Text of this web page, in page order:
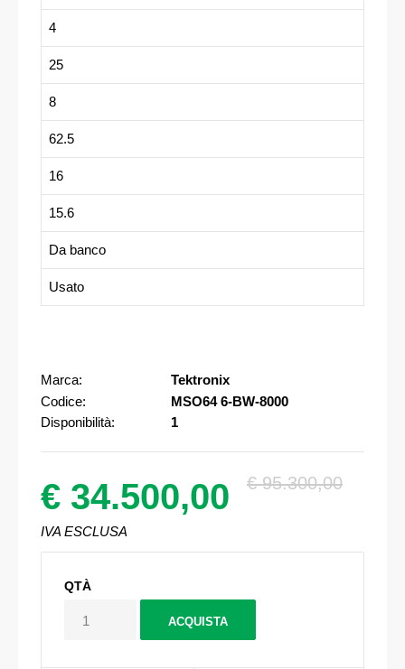
4
25
8
62.5
16
15.6
Da banco
Usato
Marca:
Tektronix
Codice:
MSO64 6-BW-8000
Disponibilità:
1
€ 34.500,00 € 95.300,00
IVA ESCLUSA
QTÀ